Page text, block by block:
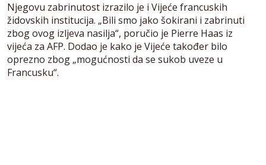
Njegovu zabrinutost izrazilo je i Vijeće francuskih
židovskih institucija. „Bili smo jako šokirani i zabrinuti
zbog ovog izljeva nasilja“, poručio je Pierre Haas iz
vijeća za AFP. Dodao je kako je Vijeće također bilo
oprezno zbog „mogućnosti da se sukob uveze u
Francusku“.